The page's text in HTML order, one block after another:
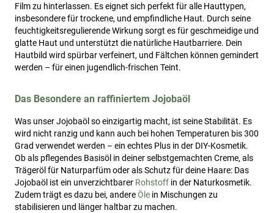
Film zu hinterlassen. Es eignet sich perfekt für alle Hauttypen,
insbesondere für trockene, und empfindliche Haut. Durch seine
feuchtigkeitsregulierende Wirkung sorgt es für geschmeidige und
glatte Haut und unterstützt die natürliche Hautbarriere. Dein
Hautbild wird spürbar verfeinert, und Fältchen können gemindert
werden – für einen jugendlich-frischen Teint.
Das Besondere an raffiniertem Jojobaöl
Was unser Jojobaöl so einzigartig macht, ist seine Stabilität. Es
wird nicht ranzig und kann auch bei hohen Temperaturen bis 300
Grad verwendet werden – ein echtes Plus in der DIY-Kosmetik.
Ob als pflegendes Basisöl in deiner selbstgemachten Creme, als
Trägeröl für Naturparfüm oder als Schutz für deine Haare: Das
Jojobaöl ist ein unverzichtbarer Rohstoff in der Naturkosmetik.
Zudem trägt es dazu bei, andereÖle in Mischungen zu
stabilisieren und länger haltbar zu machen.